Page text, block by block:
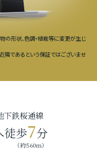
形状、色調・植栽等に変更が生じ
であるという保証ではございませ
下鉄桜通線
徒歩7分
（約560m）